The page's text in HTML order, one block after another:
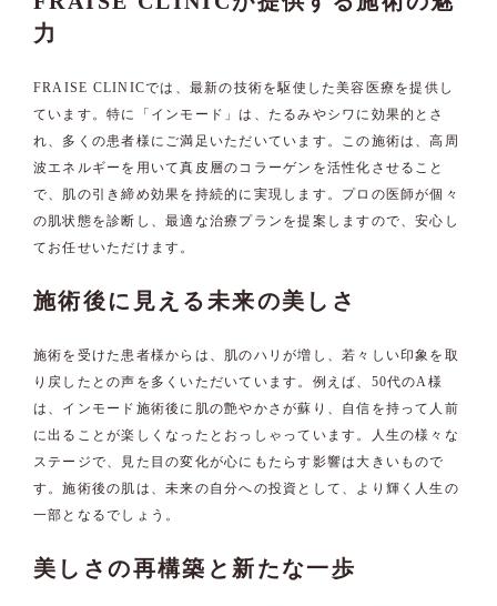
力
FRAISE CLINICでは、最新の技術を駆使した美容医療を提供し
ています。特に「インモード」は、たるみやシワに効果的とさ
れ、多くの患者様にご満足いただいています。この施術は、高周
波エネルギーを用いて真皮層のコラーゲンを活性化させること
で、肌の引き締め効果を持続的に実現します。プロの医師が個々
の肌状態を診断し、最適な治療プランを提案しますので、安心し
てお任せいただけます。
施術後に見える未来の美しさ
施術を受けた患者様からは、肌のハリが増し、若々しい印象を取
り戻したとの声を多くいただいています。例えば、50代のA様
は、インモード施術後に肌の艶やかさが蘇り、自信を持って人前
に出ることが楽しくなったとおっしゃっています。人生の様々な
ステージで、見た目の変化が心にもたらす影響は大きいもので
す。施術後の肌は、未来の自分への投資として、より輝く人生の
一部となるでしょう。
美しさの再構築と新たな一歩